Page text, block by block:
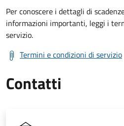
Per conoscere i dettagli di
informazioni importanti, leggi i
servizio.
Termini e condizioni di servizio
Contatti